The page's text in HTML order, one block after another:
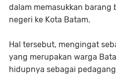
dalam memasukkan barang
negeri ke Kota Batam.
Hal tersebut, mengingat
yang merupakan warga
hidupnya sebagai